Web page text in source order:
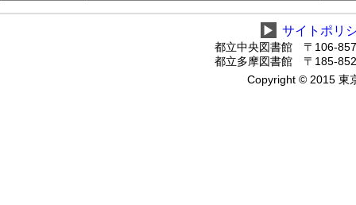
▶ サイトポリ
都立中央図書館 〒106-
都立多摩図書館 〒185-
Copyright © 2015 東